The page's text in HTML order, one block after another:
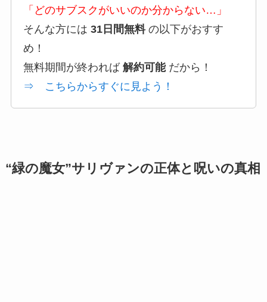
「どのサブスクがいいのか分からない…」
そんな方には 31日間無料の以下がおすす
め！
無料期間が終われば 解約可能だから！
⇒ こちらからすぐに見よう！
“緑の魔女”サリヴァンの正体と呪いの真相